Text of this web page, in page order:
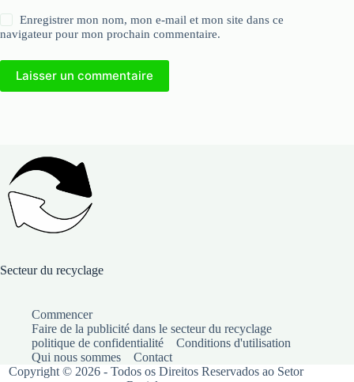
Enregistrer mon nom, mon e-mail et mon site dans ce
navigateur pour mon prochain commentaire.
Laisser un commentaire
Secteur du recyclage
Commencer
Faire de la publicité dans le secteur du recyclage
politique de confidentialité
Conditions d'utilisation
Qui nous sommes
Contact
Copyright © 2026 - Todos os Direitos Reservados ao Setor